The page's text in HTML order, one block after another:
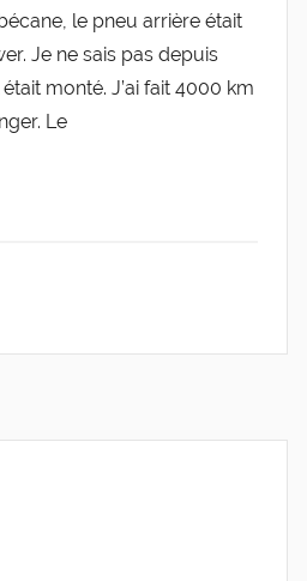
le pneu arrière était
Je ne sais pas depuis
mon­té. J’ai fait 4000 km
Le